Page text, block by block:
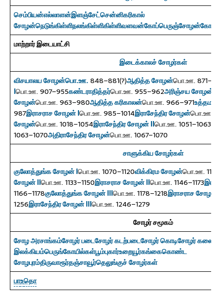
செம்பியன்எல்லாளன்இளஞ்சேட்சென்னிகரிகால்
சோழன்நெடுங்கிள்ளிநலங்கிள்ளிகிள்ளிவளவன்கோப்பெருஞ்சோழன்
மாற்றார் இடையாட்சி
இடைக்காலச் சோழர்கள்
விசயாலய சோழன்பொ.ஊ.848–881(?)ஆதித்த சோழன்பொ.ஊ.
Iபொ.ஊ. 907–955கண்டராதித்தர்பொ.ஊ. 955–962அரிஞ்சய சோழன்
சோழன்பொ.ஊ. 963–980ஆதித்த கரிகாலன்பொ.ஊ. 966–971உத்தம
987இராசராச சோழன் Iபொ.ஊ. 985–1014இராசேந்திர சோழன்பொ.ஊ.
சோழன்பொ.ஊ. 1018–1054இராசேந்திர சோழன் IIபொ.ஊ. 1051–1063
1063–1070அதிராசேந்திர சோழன்பொ.ஊ. 1067–1070
சாளுக்கிய சோழர்கள்
குலோத்துங்க சோழன் Iபொ.ஊ. 1070–1120விக்கிரம சோழன்பொ.ஊ.
சோழன் IIபொ.ஊ. 1133–1150இராசராச சோழன் IIபொ.ஊ. 1146–1173
1166–1178குலோத்துங்க சோழன் IIIபொ.ஊ. 1178–1218இராசராச சோழன்
1256இராசேந்திர சோழன் IIIபொ.ஊ. 1246–1279
சோழர் சமூகம்
சோழ அரசாங்கம்சோழர் படைசோழர் கடற்படைசோழர் கொடிசோழர் கலை
இலக்கியம்பெருங்கோயில்கள்பூம்புகார்உறையூர்கங்கைகொண்ட
சோழபுரம்திருவாரூர்தஞ்சாவூர்தெலுங்குச் சோழர்கள்
பாஉதொ